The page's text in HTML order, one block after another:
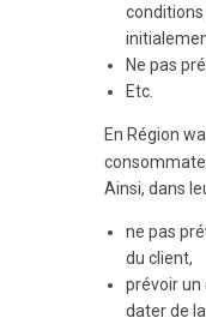
conditions
Ne pas
Etc.
En Région
Ainsi, dans
ne pas
du client,
prévoir
dater de